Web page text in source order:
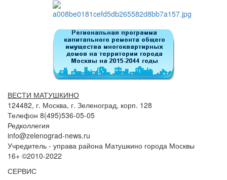
ВЕСТИ МАТУШКИНО
124482, г. Москва, г. Зеленоград, корп. 128
Телефон 8(495)536-05-05
Редколлегия
info@zelenograd-news.ru
Учредитель - управа района Матушкино города Москвы
16+ ©2010-2022
СЕРВИС